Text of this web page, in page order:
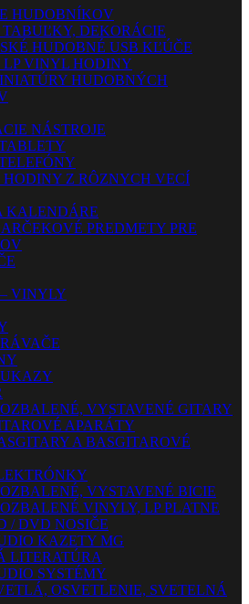
HUDOBNÍKOV
TABUĽKY, DEKORÁCIE
HUDOBNÉ USB KĽÚČE
LP VINYL HODINY
HUDOBNÝCH
NÁSTROJE
HODINY Z RÔZNYCH VECÍ
KALENDÁRE
PREDMETY PRE
VINYLY
VYSTAVENÉ GITARY
APARÁTY
A BASGITAROVÉ
VYSTAVENÉ BICIE
VINYLY, LP PLATNE
/ DVD NOSIČE
KAZETY MG
LITERATÚRA
SYSTÉMY
OSVETLENIE, SVETELNÁ